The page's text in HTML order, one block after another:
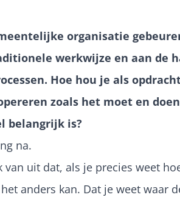
organisatie
werkwijze en aan de
Hoe hou je als
zoals het moet en
belangrijk is?
na.
van uit dat, als je precies weet
anders kan. Dat je weet waar